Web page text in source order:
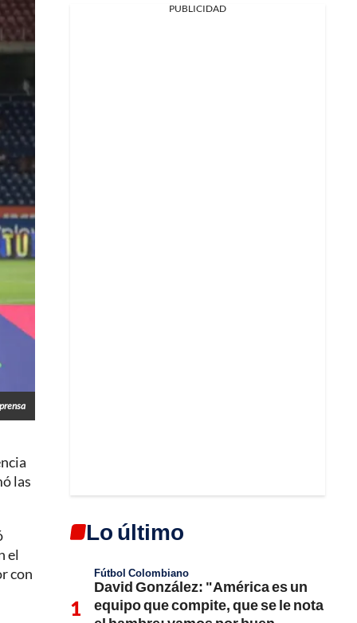
las
el
con
PUBLICIDAD
Lo último
Fútbol Colombiano
David González: "América es un
equipo que compite, que se le nota